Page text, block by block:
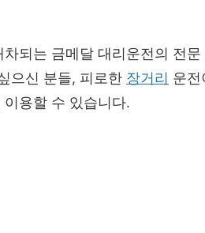
되는 금메달 대리운전의 전문
으신 분들, 피로한 장거리 운전
용할 수 있습니다.